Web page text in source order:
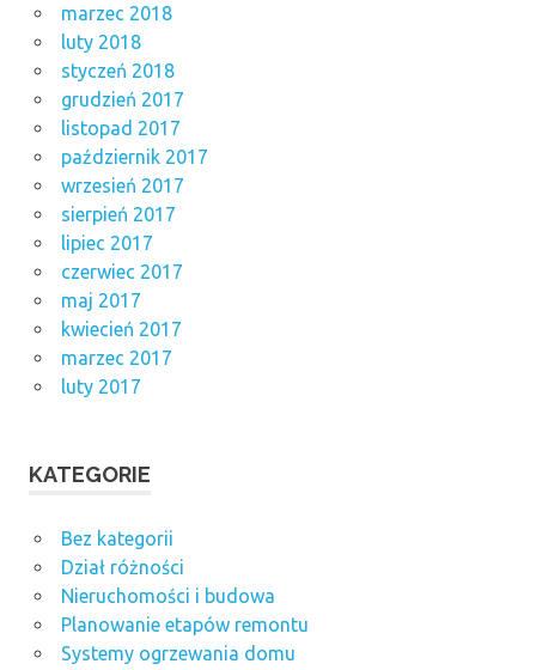
marzec 2018
luty 2018
styczeń 2018
grudzień 2017
listopad 2017
październik 2017
wrzesień 2017
sierpień 2017
lipiec 2017
czerwiec 2017
maj 2017
kwiecień 2017
marzec 2017
luty 2017
KATEGORIE
Bez kategorii
Dział różności
Nieruchomości i budowa
Planowanie etapów remontu
Systemy ogrzewania domu